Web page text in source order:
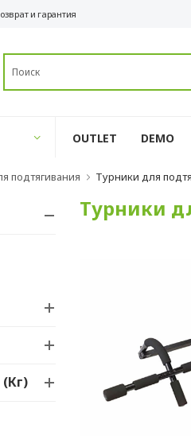
и гарантия
OUTLET DEMO
подтягивания Турники для
Турники